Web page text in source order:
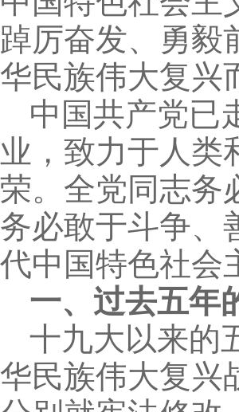
踔厉奋发、勇毅
华民族伟大复兴
中国共产党已
业，致力于人类
荣。全党同志务
务必敢于斗争、
代中国特色社会
一、过去五年
十九大以来的
华民族伟大复兴